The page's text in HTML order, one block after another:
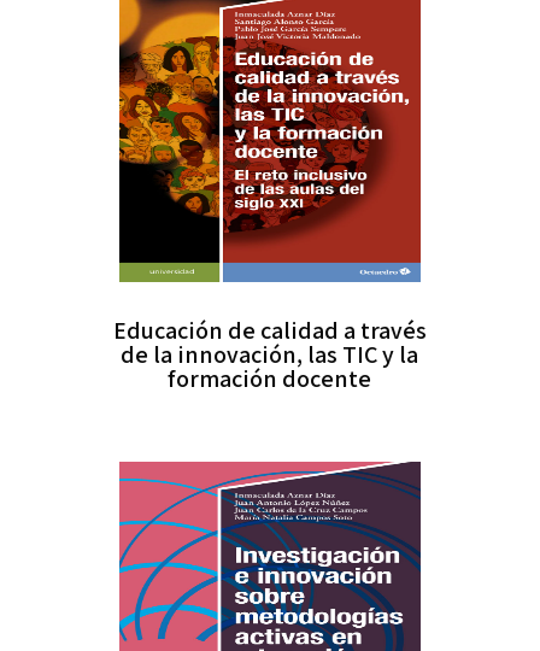
Educación de calidad a través
de la innovación, las TIC y la
formación docente